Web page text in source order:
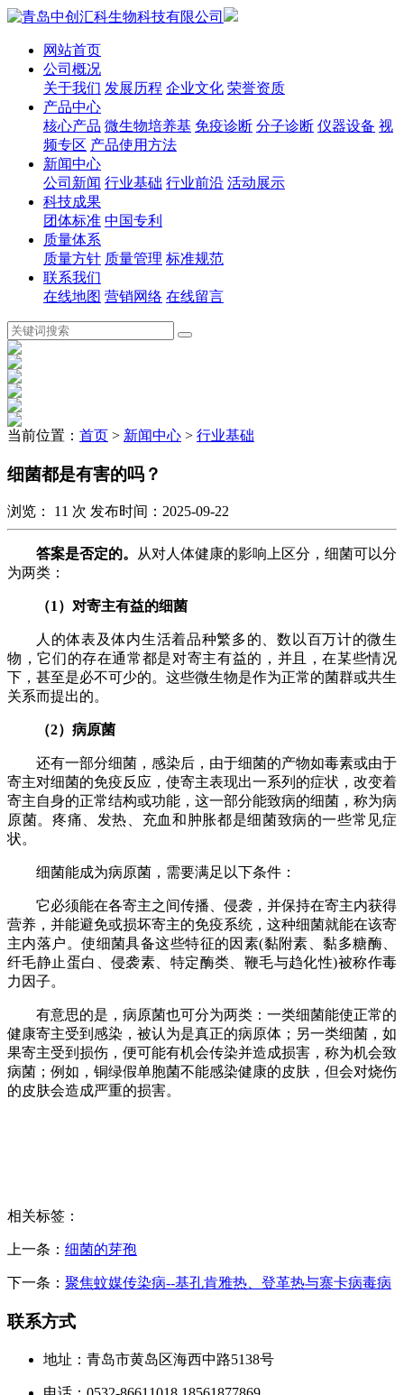
网站首页
公司概况
关于我们 发展历程 企业文化 荣誉资质
产品中心
核心产品 微生物培养基 免疫诊断 分子诊断 仪器设备 视
频专区 产品使用方法
新闻中心
公司新闻 行业基础 行业前沿 活动展示
科技成果
团体标准 中国专利
质量体系
质量方针 质量管理 标准规范
联系我们
在线地图 营销网络 在线留言
当前位置： 首页 > 新闻中心 > 行业基础
细菌都是有害的吗？
浏览： 11 次 发布时间：2025-09-22
答案是否定的。 从对人体健康的影响上区分，细菌可以分
为两类：
（1） 对寄主有益的细菌
人的体表及体内生活着品种繁多的、数以百万计的微生
物，它们的存在通常都是对寄主有益的，并且，在某些情况
下，甚至是必不可少的。这些微生物是作为正常的菌群或共生
关系而提出的。
（2）病原菌
还有一部分细菌， 感染后， 由于细菌的产物如毒素或由于
寄主对细菌的免疫反应， 使寄主表现出一系列的症状， 改变着
寄主自身的正常结构或功能，这一部分能致病的细菌，称为病
原菌。 疼痛、发热、充血和肿胀都是细菌致病的一些常见症
状。
细菌能成为病原菌，需要满足以下条件：
它必须能在各寄主之间传播、侵袭，并保持在寄主内获得
营养，并能避免或损坏寄主的免疫系统，这种细菌就能在该寄
主内落户。使细菌具备这些特征的因素(黏附素、黏多糖酶、
纤毛静止蛋白、侵袭素、特定酶类、鞭毛与趋化性)被称作毒
力因子。
有意思的是，病原菌也可分为两类： 一类细菌能使正常的
健康寄主受到感染，被认为是真正的病原体； 另一类细菌，如
果寄主受到损伤，便可能有机会传染并造成损害，称为机会致
病菌；例如，铜绿假单胞菌不能感染健康的皮肤，但会对烧伤
的皮肤会造成严重的损害。
相关标签：
上一条： 细菌的芽孢
下一条： 聚焦蚊媒传染病--基孔肯雅热、登革热与寨卡病毒病
联系方式
地址：青岛市黄岛区海西中路5138号